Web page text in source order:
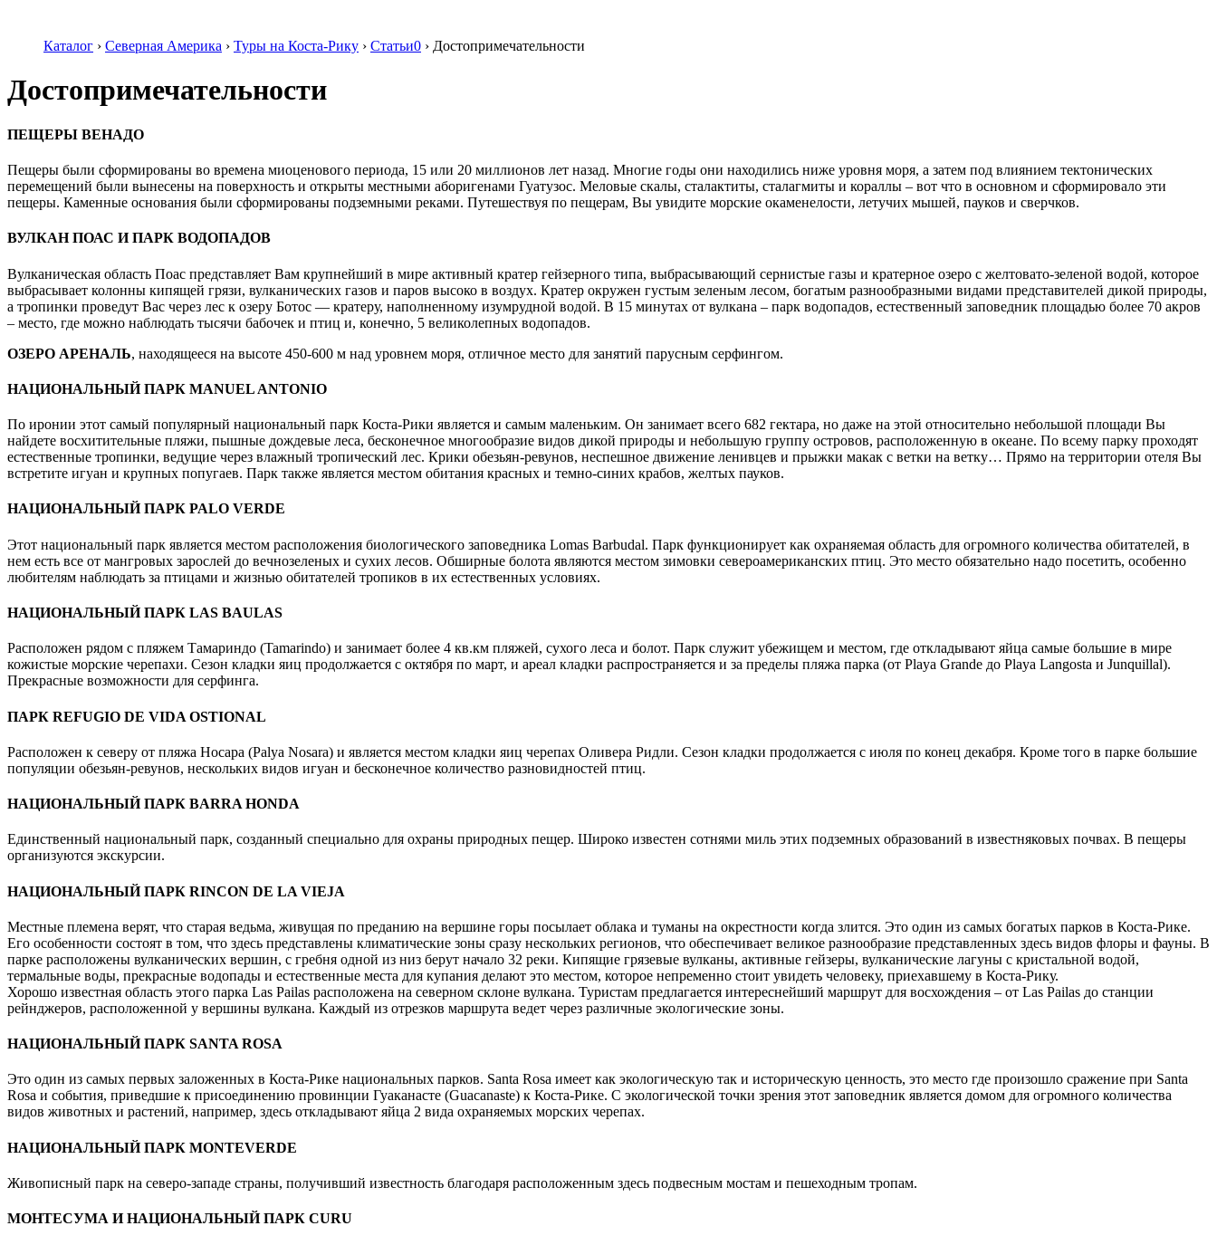
Каталог › Северная Америка › Туры на Коста-Рику › Статьи0 › Достопримечательности
Достопримечательности
ПЕЩЕРЫ ВЕНАДО
Пещеры были сформированы во времена миоценового периода, 15 или 20 миллионов лет назад. Многие годы они находились ниже уровня моря, а затем под влиянием тектонических
перемещений были вынесены на поверхность и открыты местными аборигенами Гуатузос. Меловые скалы, сталактиты, сталагмиты и кораллы – вот что в основном и сформировало эти
пещеры. Каменные основания были сформированы подземными реками. Путешествуя по пещерам, Вы увидите морские окаменелости, летучих мышей, пауков и сверчков.
ВУЛКАН ПОАС И ПАРК ВОДОПАДОВ
Вулканическая область Поас представляет Вам крупнейший в мире активный кратер гейзерного типа, выбрасывающий сернистые газы и кратерное озеро с желтовато-зеленой водой, которое
выбрасывает колонны кипящей грязи, вулканических газов и паров высоко в воздух. Кратер окружен густым зеленым лесом, богатым разнообразными видами представителей дикой природы,
а тропинки проведут Вас через лес к озеру Ботос — кратеру, наполненному изумрудной водой. В 15 минутах от вулкана – парк водопадов, естественный заповедник площадью более 70 акров
– место, где можно наблюдать тысячи бабочек и птиц и, конечно, 5 великолепных водопадов.
ОЗЕРО АРЕНАЛЬ, находящееся на высоте 450-600 м над уровнем моря, отличное место для занятий парусным серфингом.
НАЦИОНАЛЬНЫЙ ПАРК MANUEL ANTONIO
По иронии этот самый популярный национальный парк Коста-Рики является и самым маленьким. Он занимает всего 682 гектара, но даже на этой относительно небольшой площади Вы
найдете восхитительные пляжи, пышные дождевые леса, бесконечное многообразие видов дикой природы и небольшую группу островов, расположенную в океане. По всему парку проходят
естественные тропинки, ведущие через влажный тропический лес. Крики обезьян-ревунов, неспешное движение ленивцев и прыжки макак с ветки на ветку… Прямо на территории отеля Вы
встретите игуан и крупных попугаев. Парк также является местом обитания красных и темно-синих крабов, желтых пауков.
НАЦИОНАЛЬНЫЙ ПАРК PALO VERDE
Этот национальный парк является местом расположения биологического заповедника Lomas Barbudal. Парк функционирует как охраняемая область для огромного количества обитателей, в
нем есть все от мангровых зарослей до вечнозеленых и сухих лесов. Обширные болота являются местом зимовки североамериканских птиц. Это место обязательно надо посетить, особенно
любителям наблюдать за птицами и жизнью обитателей тропиков в их естественных условиях.
НАЦИОНАЛЬНЫЙ ПАРК LAS BAULAS
Расположен рядом с пляжем Тамариндо (Tamarindo) и занимает более 4 кв.км пляжей, сухого леса и болот. Парк служит убежищем и местом, где откладывают яйца самые большие в мире
кожистые морские черепахи. Сезон кладки яиц продолжается с октября по март, и ареал кладки распространяется и за пределы пляжа парка (от Playa Grande до Playa Langosta и Junquillal).
Прекрасные возможности для серфинга.
ПАРК REFUGIO DE VIDA OSTIONAL
Расположен к северу от пляжа Носара (Palya Nosara) и является местом кладки яиц черепах Оливера Ридли. Сезон кладки продолжается с июля по конец декабря. Кроме того в парке большие
популяции обезьян-ревунов, нескольких видов игуан и бесконечное количество разновидностей птиц.
НАЦИОНАЛЬНЫЙ ПАРК BARRA HONDA
Единственный национальный парк, созданный специально для охраны природных пещер. Широко известен сотнями миль этих подземных образований в известняковых почвах. В пещеры
организуются экскурсии.
НАЦИОНАЛЬНЫЙ ПАРК RINCON DE LA VIEJA
Местные племена верят, что старая ведьма, живущая по преданию на вершине горы посылает облака и туманы на окрестности когда злится. Это один из самых богатых парков в Коста-Рике.
Его особенности состоят в том, что здесь представлены климатические зоны сразу нескольких регионов, что обеспечивает великое разнообразие представленных здесь видов флоры и фауны. В
парке расположены вулканических вершин, с гребня одной из низ берут начало 32 реки. Кипящие грязевые вулканы, активные гейзеры, вулканические лагуны с кристальной водой,
термальные воды, прекрасные водопады и естественные места для купания делают это местом, которое непременно стоит увидеть человеку, приехавшему в Коста-Рику.
Хорошо известная область этого парка Las Pailas расположена на северном склоне вулкана. Туристам предлагается интереснейший маршрут для восхождения – от Las Pailas до станции
рейнджеров, расположенной у вершины вулкана. Каждый из отрезков маршрута ведет через различные экологические зоны.
НАЦИОНАЛЬНЫЙ ПАРК SANTA ROSA
Это один из самых первых заложенных в Коста-Рике национальных парков. Santa Rosa имеет как экологическую так и историческую ценность, это место где произошло сражение при Santa
Rosa и события, приведшие к присоединению провинции Гуаканасте (Guacanaste) к Коста-Рике. С экологической точки зрения этот заповедник является домом для огромного количества
видов животных и растений, например, здесь откладывают яйца 2 вида охраняемых морских черепах.
НАЦИОНАЛЬНЫЙ ПАРК MONTEVERDE
Живописный парк на северо-западе страны, получивший известность благодаря расположенным здесь подвесным мостам и пешеходным тропам.
МОНТЕСУМА И НАЦИОНАЛЬНЫЙ ПАРК CURU